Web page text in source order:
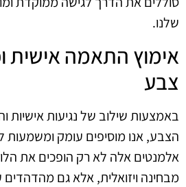
שלנו.
אימוץ התאמה אישית
צבע
באמצעות שילוב של נגיעות אישיות
הצבע, אנו מוסיפים עומק ומשמעות
אלמנטים אלה לא רק הופכים את
מבחינה ויזואלית, אלא גם מהדהדים